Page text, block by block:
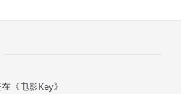
《电影Key》